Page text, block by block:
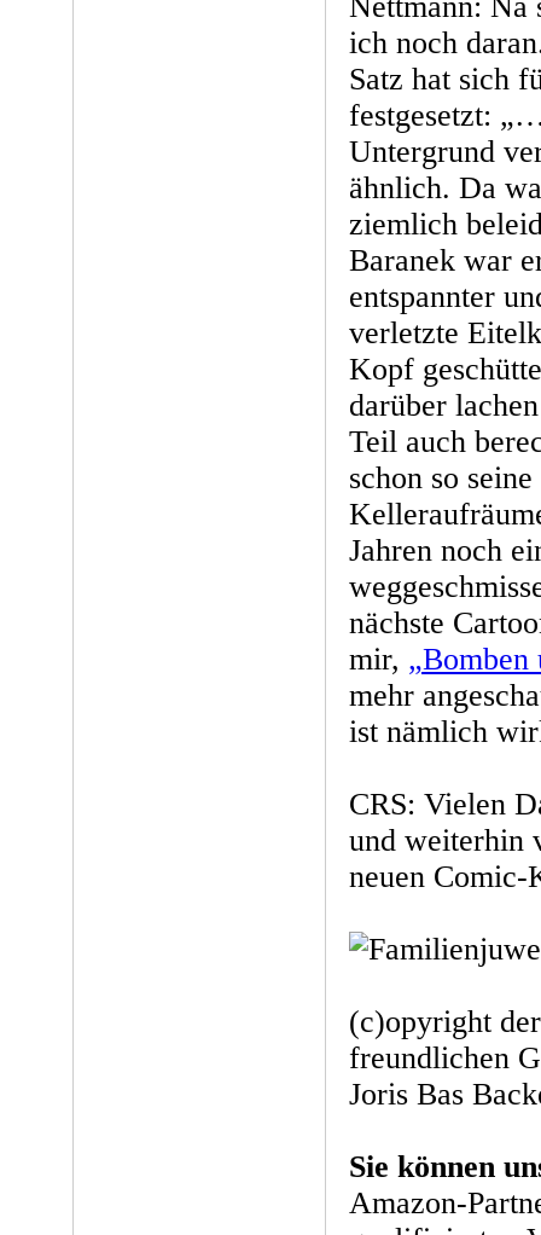
Nettmann: Na
ich noch
Satz hat sich
festgesetzt:
Untergrund
ähnlich. Da
ziemlich
Baranek war
entspannter
verletzte
Kopf
darüber
Teil auch
schon so
Jahren noch
nächste
mir, „Bomben
mehr
ist nämlich
CRS: Vielen
und weiterhin
neuen
(c)opyright
freundlichen
Joris Bas
Sie können
Amazon-